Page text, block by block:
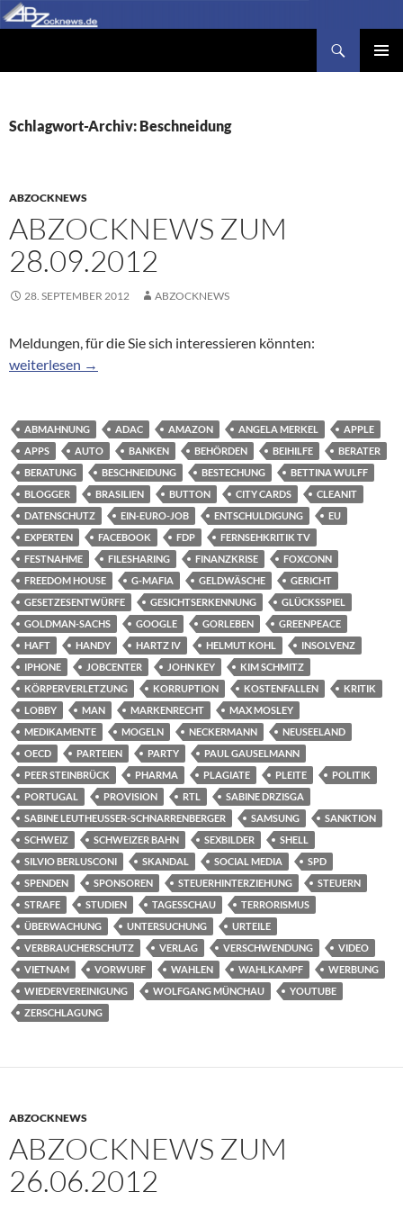
Zum
Inhalt
Schlagwort-Archiv: Beschneidung
ABZOCKNEWS
ABZOCKNEWS ZUM
28.09.2012
28. SEPTEMBER 2012 ABZOCKNEWS
Meldungen, für die Sie sich interessieren könnten:
Abzocknews zum 28.09.2012
weiterlesen →
ABMAHNUNG ADAC AMAZON ANGELA MERKEL
APPLE
APPS
AUTO BANKEN BEHÖRDEN BEIHILFE
BERATER
BERATUNG
BESCHNEIDUNG BESTECHUNG
BETTINA WULFF
BLOGGER
BRASILIEN BUTTON CITY CARDS
CLEANIT
DATENSCHUTZ
EIN-EURO-JOB ENTSCHULDIGUNG
EU
EXPERTEN
FACEBOOK FDP
FERNSEHKRITIK TV
FESTNAHME
FILESHARING FINANZKRISE
FOXCONN
FREEDOM HOUSE
G-MAFIA GELDWÄSCHE
GERICHT
GESETZESENTWÜRFE
GESICHTSERKENNUNG
GLÜCKSSPIEL
GOLDMAN-SACHS
GOOGLE GORLEBEN
GREENPEACE
HAFT
HANDY HARTZ IV HELMUT KOHL
INSOLVENZ
IPHONE
JOBCENTER JOHN KEY
KIM SCHMITZ
KÖRPERVERLETZUNG
KORRUPTION KOSTENFALLEN
KRITIK
LOBBY
MAN MARKENRECHT
MAX MOSLEY
MEDIKAMENTE
MOGELN NECKERMANN
NEUSEELAND
OECD
PARTEIEN PARTY
PAUL GAUSELMANN
PEER STEINBRÜCK
PHARMA PLAGIATE PLEITE
POLITIK
PORTUGAL
PROVISION RTL
SABINE DRZISGA
SABINE LEUTHEUSSER-SCHNARRENBERGER
SAMSUNG
SANKTION
SCHWEIZ
SCHWEIZER BAHN SEXBILDER
SHELL
SILVIO BERLUSCONI
SKANDAL SOCIAL MEDIA
SPD
SPENDEN
SPONSOREN STEUERHINTERZIEHUNG
STEUERN
STRAFE
STUDIEN TAGESSCHAU
TERRORISMUS
ÜBERWACHUNG
UNTERSUCHUNG
URTEILE
VERBRAUCHERSCHUTZ
VERLAG VERSCHWENDUNG
VIDEO
VIETNAM
VORWURF WAHLEN WAHLKAMPF
WERBUNG
WIEDERVEREINIGUNG
WOLFGANG MÜNCHAU
YOUTUBE
ZERSCHLAGUNG
ABZOCKNEWS
ABZOCKNEWS ZUM
26.06.2012